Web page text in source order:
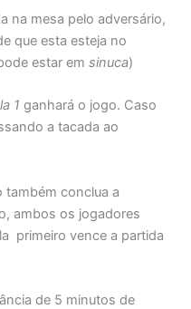
na mesa pelo adversário,
que esta esteja no
estar emsinuca)
1 ganhará o jogo. Caso
a tacada ao
também conclua a
ambos os jogadores
primeiro vence a partida
de 5 minutos de